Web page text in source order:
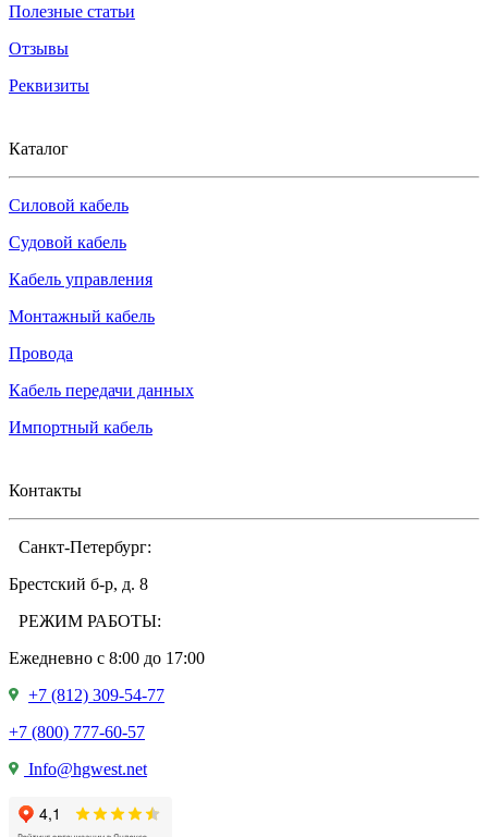
Полезные статьи
Отзывы
Реквизиты
Каталог
Силовой кабель
Судовой кабель
Кабель управления
Монтажный кабель
Провода
Кабель передачи данных
Импортный кабель
Контакты
Санкт-Петербург:
Брестский б-р, д. 8
РЕЖИМ РАБОТЫ:
Ежедневно c 8:00 до 17:00
+7 (812) 309-54-77
+7 (800) 777-60-57
Info@hgwest.net